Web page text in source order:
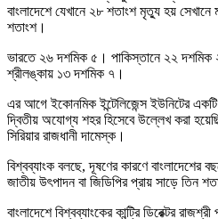
বাংলাদেশে যেখানে ২৮ শতাংশ মৃত্যু হয়
শতাংশ।
ভারতে ২৬ দশমিক ৫। পাকিস্তানে ২২
শ্রীলঙ্কায় ১৩ দশমিক ৭।
এর আগে ইকোনমিক ইন্টেলিজেন্স ইউনিটের
দ্বিতীয় অযোগ্য শহর হিসেবে উল্লেখ করা
সিরিয়ার রাজধানী দামেস্ক।
বিশ্বব্যাংক বলছে, দূষণের কারণে বাংলাদেশের
জাতীয় উৎপাদন বা জিডিপির প্রায় সাড়ে তিন
বাংলাদেশে বিশ্বব্যাংকের কান্ট্রি ডিরেক্টর